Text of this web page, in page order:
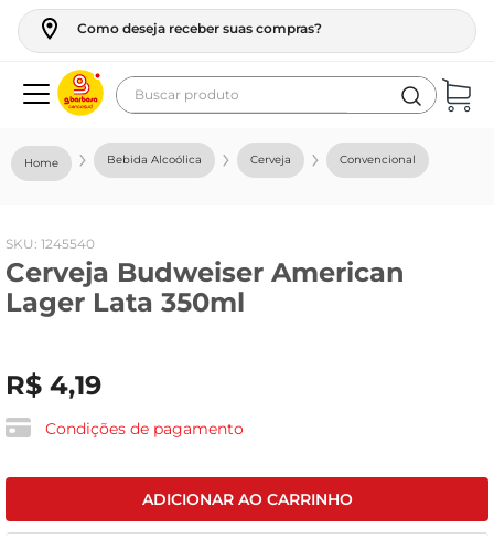
Como deseja receber suas compras?
Buscar produto
Bebida Alcoólica Cerveja Convencional
: 1245540
Cerveja Budweiser American
Lager Lata 350ml
R$ 4,19
Condições de pagamento
ADICIONAR AO CARRINHO
geladeira
fogao
café
frango
celular